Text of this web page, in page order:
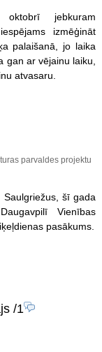
jebkuram
izmēģināt
palaišanā, jo laika
gan ar vējainu laiku,
atvasaru.
parvaldes projektu
Saulgriežus, šī gada
Vienības
pasākums.
/1